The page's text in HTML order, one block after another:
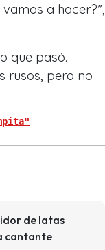
a hacer?”,
que pasó.
rusos, pero no
de latas
cantante